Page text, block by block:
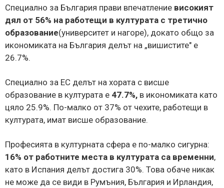
Специално за България прави впечатление високият
дял от 56% на работещи в културата с третично
образование(университет и нагоре), докато общо за
икономиката на България делът на „вишистите" е
26.7%.
Специално за ЕС делът на хората с висше
образование в културата е 47.7%, в икономиката като
цяло 25.9%. По-малко от 37% от чехите, работещи в
културата, имат висше образование.
Професията в културната сфера е по-малко сигурна:
16% от работните места в културата са временни,
като в Испания делът достига 30%. Това обаче никак
не може да се види в Румъния, България и Ирландия,